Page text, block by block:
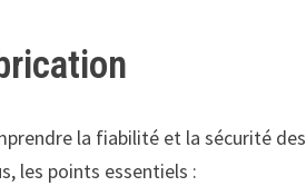
la fiabilité et la sécurité des
les points essentiels :